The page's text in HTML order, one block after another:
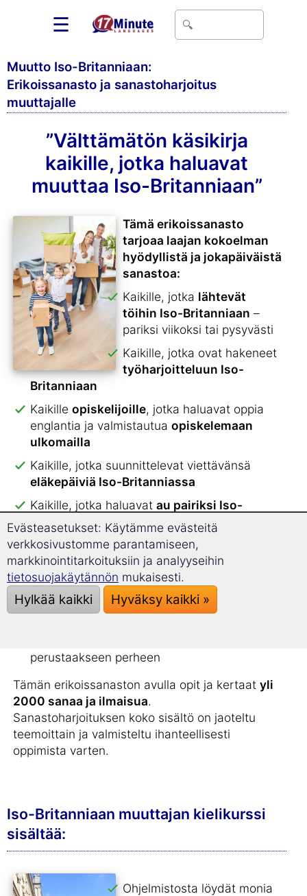
☰
Muutto Iso-Britanniaan:
Erikoissanasto ja sanastoharjoitus
muuttajalle
”Välttämätön käsikirja
kaikille, jotka haluavat
muuttaa Iso-Britanniaan”
Tämä erikoissanasto
tarjoaa laajan kokoelman
hyödyllistä ja jokapäiväistä
sanastoa:
Kaikille, jotka lähtevät
töihin Iso-Britanniaan –
pariksi viikoksi tai pysyvästi
Kaikille, jotka ovat hakeneet
työharjoitteluun Iso-
Britanniaan
Kaikille opiskelijoille, jotka haluavat oppia
englantia ja valmistautua opiskelemaan
ulkomailla
Kaikille, jotka suunnittelevat viettävänsä
eläkepäiviä Iso-Britanniassa
Kaikille, jotka haluavat au pairiksi Iso-
Britanniaan
Kaikille, jotka haluavat viettäälukuvuoden
Iso-Britanniassa
Kaikille, jotka matkustavatpitkälle lomalle
Iso-Britanniaan
perustaakseen perheen
Tämän erikoissanaston avulla opit ja kertaat yli
2000 sanaa ja ilmaisua.
Sanastoharjoituksen koko sisältö on jaoteltu
teemoittain ja valmisteltu ihanteellisesti
oppimista varten.
Iso-Britanniaan muuttajan kielikurssi
sisältää:
Ohjelmistosta löydät monia
Evästeasetukset: Käytämme evästeitä
verkkosivustomme parantamiseen,
markkinointitarkoituksiin ja analyyseihin
tietosuojakäytännön mukaisesti.
Hylkää kaikki Hyväksy kaikki »